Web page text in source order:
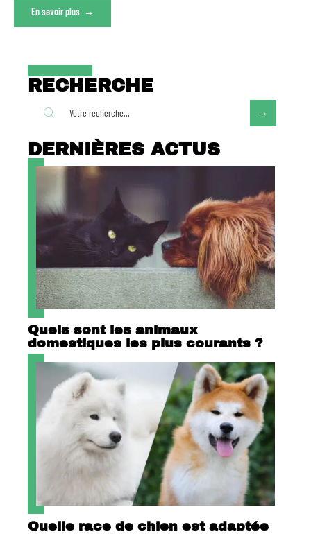
En savoir plus
RECHERCHE
DERNIÈRES ACTUS
Quels sont les animaux
domestiques les plus courants ?
Quelle race de chien est adaptée